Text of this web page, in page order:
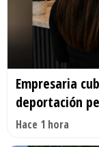
Empresaria
deportación
Hace 1 hora